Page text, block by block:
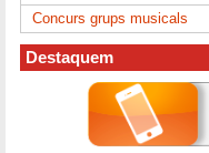
Concurs grups musicals
Destaquem